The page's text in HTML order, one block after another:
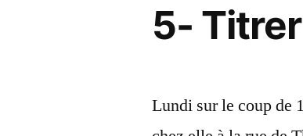
5-
Lundi sur le coup de